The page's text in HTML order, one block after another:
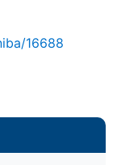
16688